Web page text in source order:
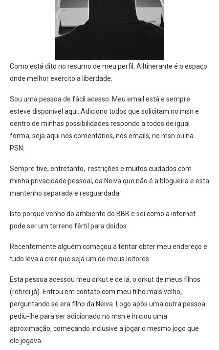
Como está dito no resumo de meu perfil, A Itinerante é o espaço
onde melhor exercito a liberdade.
Sou uma pessoa de fácil acesso. Meu email está e sempre
esteve disponível aqui. Adiciono todos que solicitam no msn e
dentro de minhas possibilidades respondo a todos de igual
forma, seja aqui nos comentários, nos emails, no msn ou na
PSN.
Sempre tive, entretanto, restrições e muitos cuidados com
minha privacidade pessoal, da Neiva que não é a blogueira e esta
mantenho separada e resguardada.
Isto porque venho do ambiente do BBB e sei como a internet
pode ser um terreno fértil para doidos.
Recentemente alguém começou a tentar obter meu endereço e
tudo leva a crer que seja um de meus leitores.
Esta pessoa acessou meu orkut e de lá, o orkut de meus filhos
(retirei já). Entrou em contato com meu filho mais velho,
perguntando se era filho da Neiva. Logo após uma outra pessoa
pediu-lhe para ser adicionado no msn e iniciou uma
aproximação, começando inclusive a jogar o mesmo jogo que
ele jogava.